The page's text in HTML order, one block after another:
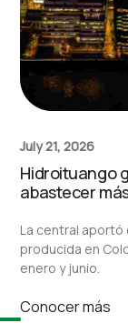
July 21, 2026
Hidroituango
abastecer
La central aportó
producida en
enero y junio.
Conocer más